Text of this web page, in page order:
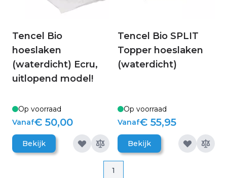
Tencel Bio
hoeslaken
(waterdicht) Ecru,
uitlopend model!
Op voorraad
Vanaf€ 50,00
Bekijk
Tencel Bio SPLIT
Topper hoeslaken
(waterdicht)
Op voorraad
Vanaf€ 55,95
Bekijk
Pagina
Pagina
1